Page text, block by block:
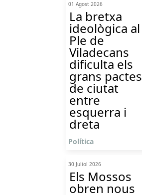
01 Agost 2026
La bretxa
ideològica al
Ple de
Viladecans
dificulta els
grans pactes
de ciutat
entre
esquerra i
dreta
Política
30 Juliol 2026
Els Mossos
obren nous